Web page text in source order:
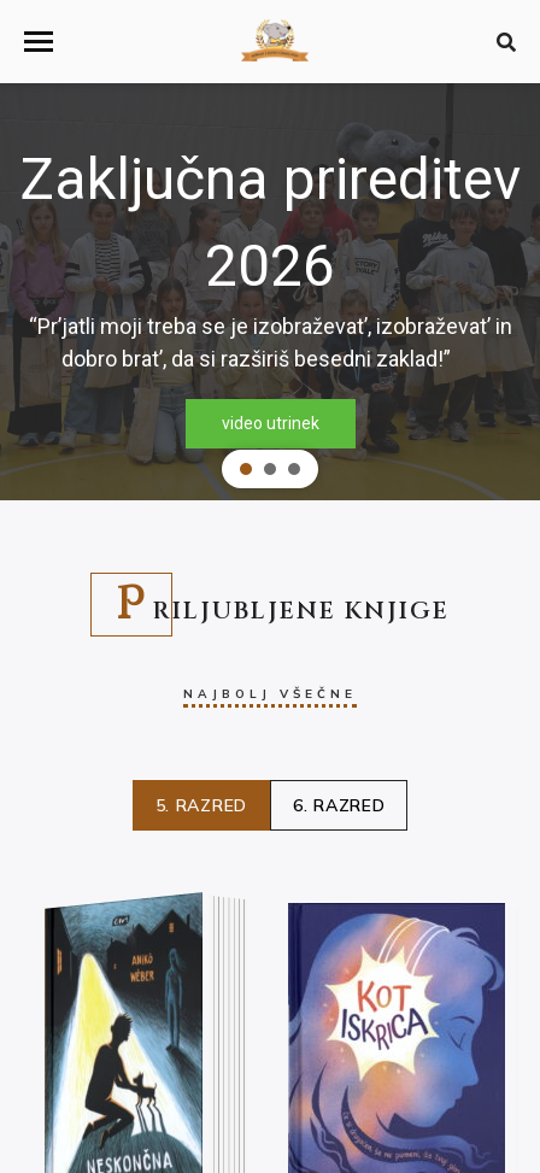
Zaključna prireditev
2026
“Pr’jatli moji treba se je izobraževat’, izobraževat’ in
dobro brat’, da si razširiš besedni zaklad!”
video utrinek
P RILJUBLJENE KNJIGE
NAJBOLJ VŠEČNE
5. RAZRED 6. RAZRED